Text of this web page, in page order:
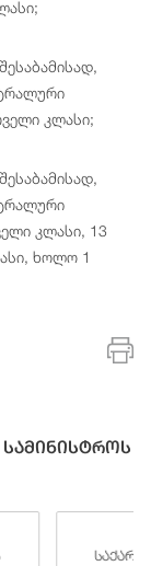
კლასი;
კლასი, 13
ხოლო 1